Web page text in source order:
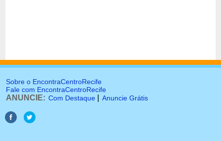
Sobre o EncontraCentroRecife
Fale com EncontraCentroRecife
ANUNCIE: Com Destaque Anuncie Grátis